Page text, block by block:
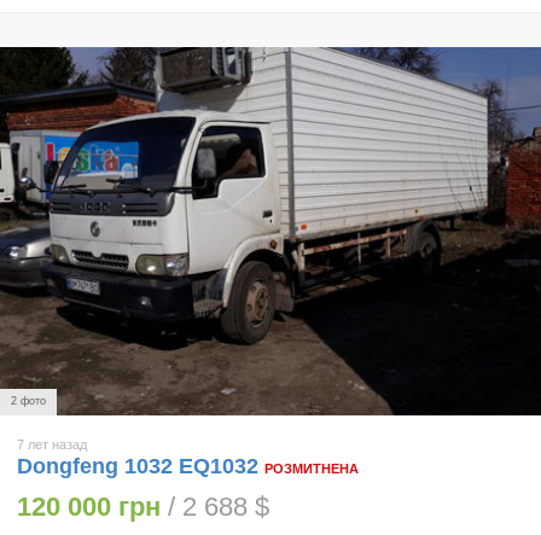
2 фото
7 лет назад
Dongfeng 1032 EQ1032 РОЗМИТНЕНА
120 000 грн / 2 688 $